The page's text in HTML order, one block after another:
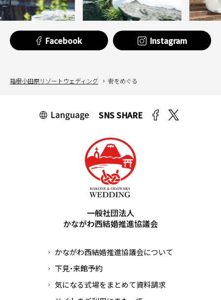
Facebook Instagram
箱根小田原リゾートウェディング 街をめぐる
English
中文繁体
português
SNS SHARE
一般社団法人
かながわ西結婚推進協議会
かながわ西結婚推進協議会について
下見・来館予約
気になる式場をまとめて資料請求